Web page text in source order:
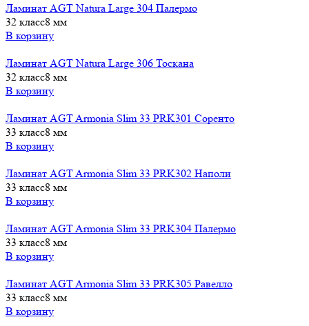
Ламинат AGT Natura Large 304 Палермо
32 класс8 мм
В корзину
Ламинат AGT Natura Large 306 Тоскана
32 класс8 мм
В корзину
Ламинат AGT Armonia Slim 33 PRK301 Соренто
33 класс8 мм
В корзину
Ламинат AGT Armonia Slim 33 PRK302 Наполи
33 класс8 мм
В корзину
Ламинат AGT Armonia Slim 33 PRK304 Палермо
33 класс8 мм
В корзину
Ламинат AGT Armonia Slim 33 PRK305 Равелло
33 класс8 мм
В корзину